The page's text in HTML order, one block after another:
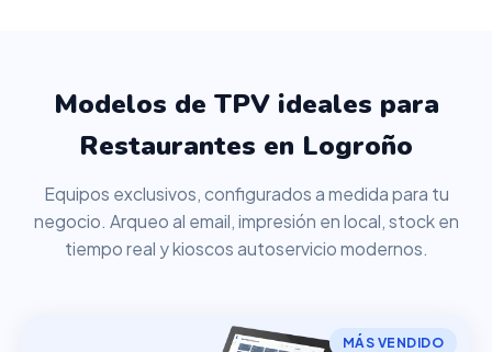
Modelos de TPV ideales para
Restaurantes en Logroño
Equipos exclusivos, configurados a medida para tu
negocio. Arqueo al email, impresión en local, stock en
tiempo real y kioscos autoservicio modernos.
MÁS VENDIDO